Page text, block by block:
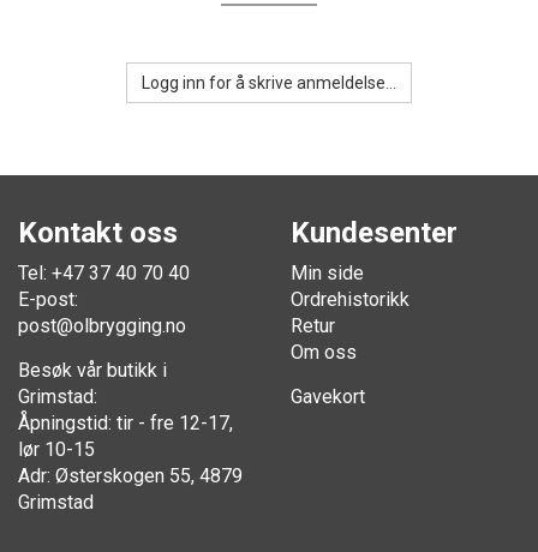
Logg inn for å skrive anmeldelse...
Kontakt oss
Tel: +47 37 40 70 40
E-post:
post@olbrygging.no
Besøk vår butikk i
Grimstad:
Åpningstid: tir - fre 12-17,
lør 10-15
Adr: Østerskogen 55, 4879
Grimstad
Kundesenter
Min side
Ordrehistorikk
Retur
Om oss
Gavekort